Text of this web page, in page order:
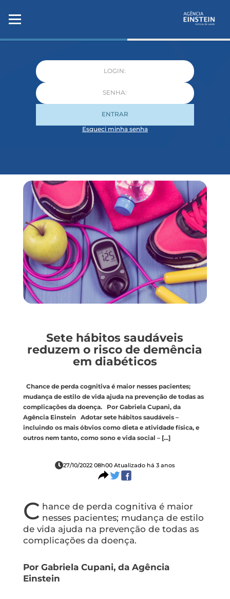
ENTRAR
Esqueci minha senha
Sete hábitos saudáveis
reduzem o risco de demência
em diabéticos
Chance de perda cognitiva é maior nesses pacientes;
mudança de estilo de vida ajuda na prevenção de todas as
complicações da doença. Por Gabriela Cupani, da
Agência Einstein Adotar sete hábitos saudáveis –
incluindo os mais óbvios como dieta e atividade física, e
outros nem tanto, como sono e vida social – [...]
27/10/2022 08h00 Atualizado há 3 anos
C hance de perda cognitiva é maior
nesses pacientes; mudança de estilo
de vida ajuda na prevenção de todas as
complicações da doença.
Por Gabriela Cupani, da Agência
Einstein